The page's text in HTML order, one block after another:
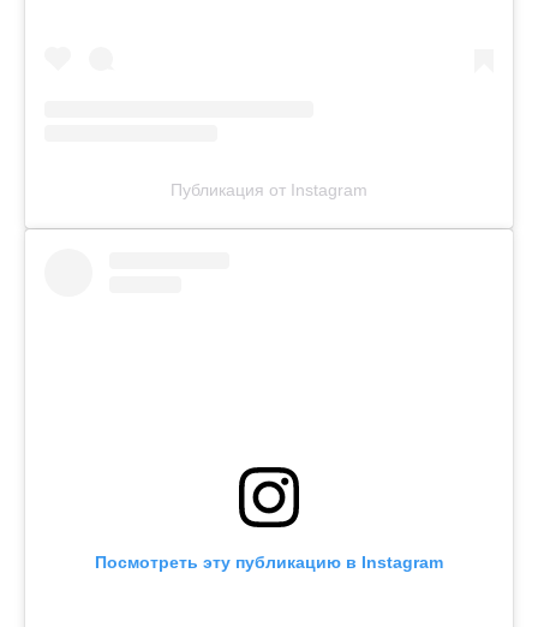
Публикация от Instagram
Посмотреть эту публикацию в Instagram